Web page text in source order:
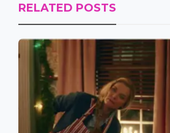
RELATED POSTS